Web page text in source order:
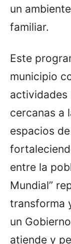
un
familiar.
Este
municipio
cercanas a
espacios
entre la
Mundial”
transforma
un
atiende y